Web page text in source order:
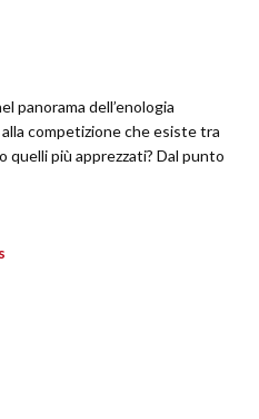
panorama dell’enologia
competizione che esiste tra
quelli più apprezzati? Dal punto